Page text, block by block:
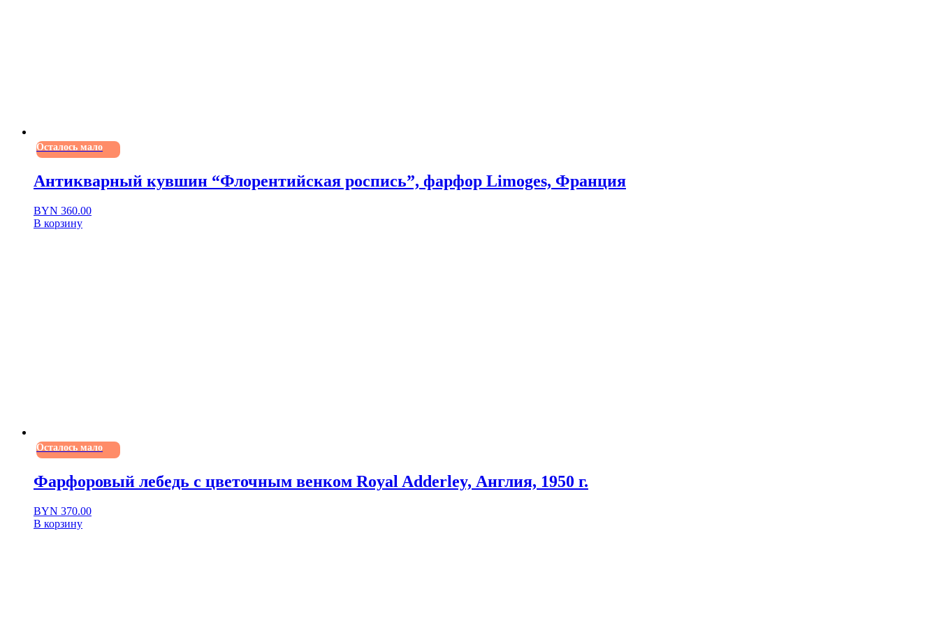
Осталось мало
Антикварный кувшин “Флорентийская роспись”, фарфор Limoges, Франция
BYN 360.00
В корзину
Осталось мало
Фарфоровый лебедь с цветочным венком Royal Adderley, Англия, 1950 г.
BYN 370.00
В корзину